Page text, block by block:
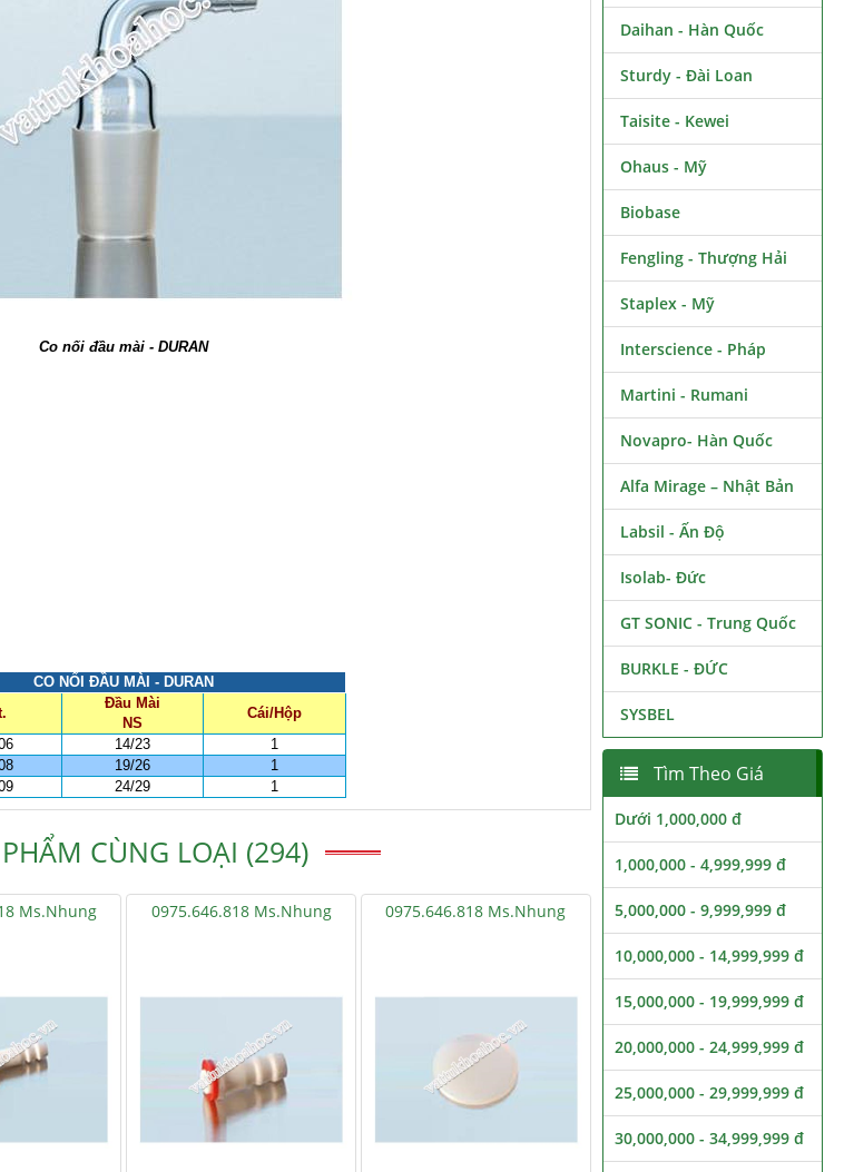
Co nối đầu mài - DURAN
CO NỐI ĐẦU MÀI - DURAN
Đầu Mài
NS
Cái/Hộp
14/23
1
19/26
1
24/29 1
CÙNG LOẠI (294)
Ms.Nhung 0975.646.818 Ms.Nhung 0975.646.818 Ms.Nhung
Daihan - Hàn Quốc
Sturdy - Đài Loan
Taisite - Kewei
Ohaus - Mỹ
Biobase
Fengling - Thượng Hải
Staplex - Mỹ
Interscience - Pháp
Martini - Rumani
Novapro- Hàn Quốc
Alfa Mirage – Nhật Bản
Labsil - Ấn Độ
Isolab- Đức
GT SONIC - Trung Quốc
BURKLE - ĐỨC
SYSBEL
Tìm Theo Giá
Dưới 1,000,000 đ
1,000,000 - 4,999,999 đ
5,000,000 - 9,999,999 đ
10,000,000 - 14,999,999 đ
15,000,000 - 19,999,999 đ
20,000,000 - 24,999,999 đ
25,000,000 - 29,999,999 đ
30,000,000 - 34,999,999 đ